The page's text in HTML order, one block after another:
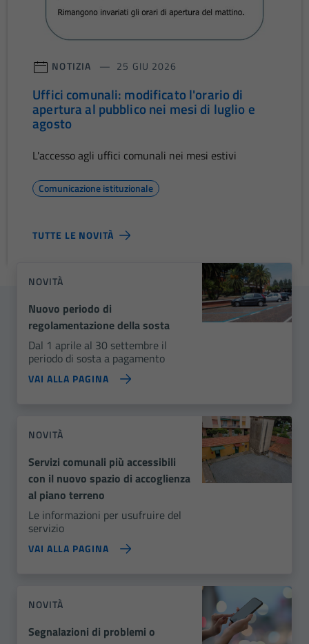
NOTIZIA 25 GIU 2026
Uffici comunali: modificato l'orario di
apertura al pubblico nei mesi di luglio e
agosto
L'accesso agli uffici comunali nei mesi estivi
Comunicazione istituzionale
TUTTE LE NOVITÀ
NOVITÀ
Nuovo periodo di
regolamentazione della sosta
Dal 1 aprile al 30 settembre il
periodo di sosta a pagamento
VAI ALLA PAGINA
NOVITÀ
Servizi comunali più accessibili
con il nuovo spazio di accoglienza
al piano terreno
Le informazioni per usufruire del
servizio
VAI ALLA PAGINA
NOVITÀ
Segnalazioni di problemi o